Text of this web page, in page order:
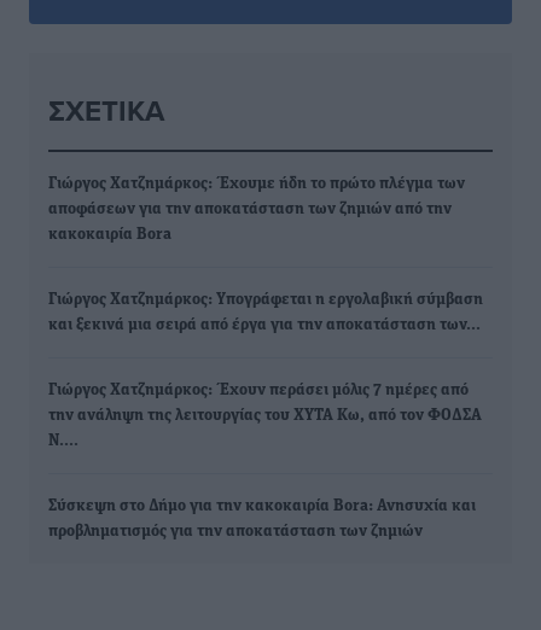
ΣΧΕΤΙΚΆ
Γιώργος Χατζημάρκος: Έχουμε ήδη το πρώτο πλέγμα των
αποφάσεων για την αποκατάσταση των ζημιών από την
κακοκαιρία Bora
Γιώργος Χατζημάρκος: Yπογράφεται η εργολαβική σύμβαση
και ξεκινά μια σειρά από έργα για την αποκατάσταση των…
Γιώργος Χατζημάρκος: Έχουν περάσει μόλις 7 ημέρες από
την ανάληψη της λειτουργίας του ΧΥΤΑ Κω, από τον ΦΟΔΣΑ
Ν.…
Σύσκεψη στο Δήμο για την κακοκαιρία Bora: Ανησυχία και
προβληματισμός για την αποκατάσταση των ζημιών